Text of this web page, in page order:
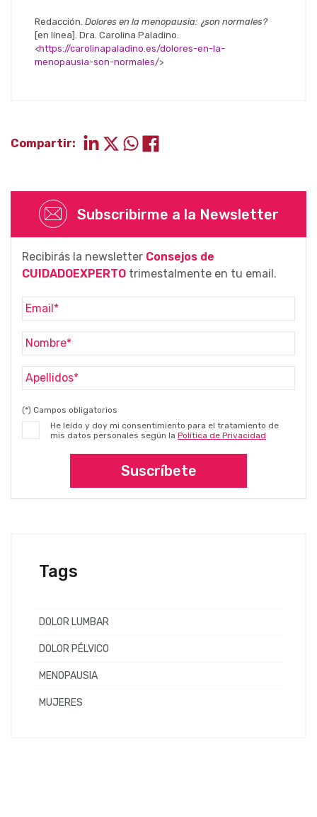
Redacción. Dolores en la menopausia: ¿son normales?
[en línea]. Dra. Carolina Paladino.
<https://carolinapaladino.es/dolores-en-la-
menopausia-son-normales/>
Compartir:
Subscribirme a la Newsletter
Recibirás la newsletter Consejos de
CUIDADOEXPERTO trimestalmente en tu email.
(*) Campos obligatorios
He leído y doy mi consentimiento para el tratamiento de
mis datos personales según la Política de Privacidad
Suscríbete
Tags
DOLOR LUMBAR
DOLOR PÉLVICO
MENOPAUSIA
MUJERES